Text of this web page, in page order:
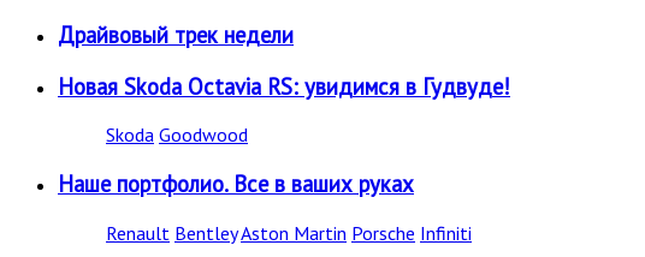
Драйвовый трек недели
Новая Skoda Octavia RS: увидимся в Гудвуде!
Skoda Goodwood
Наше портфолио. Все в ваших руках
Renault BentleyAston Martin Porsche Infiniti